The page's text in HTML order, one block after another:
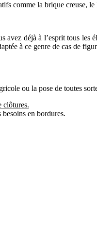
comme la brique creuse,
déjà à l’esprit tous les
à ce genre de cas de
ou la pose de toutes
clôtures.
en bordures.